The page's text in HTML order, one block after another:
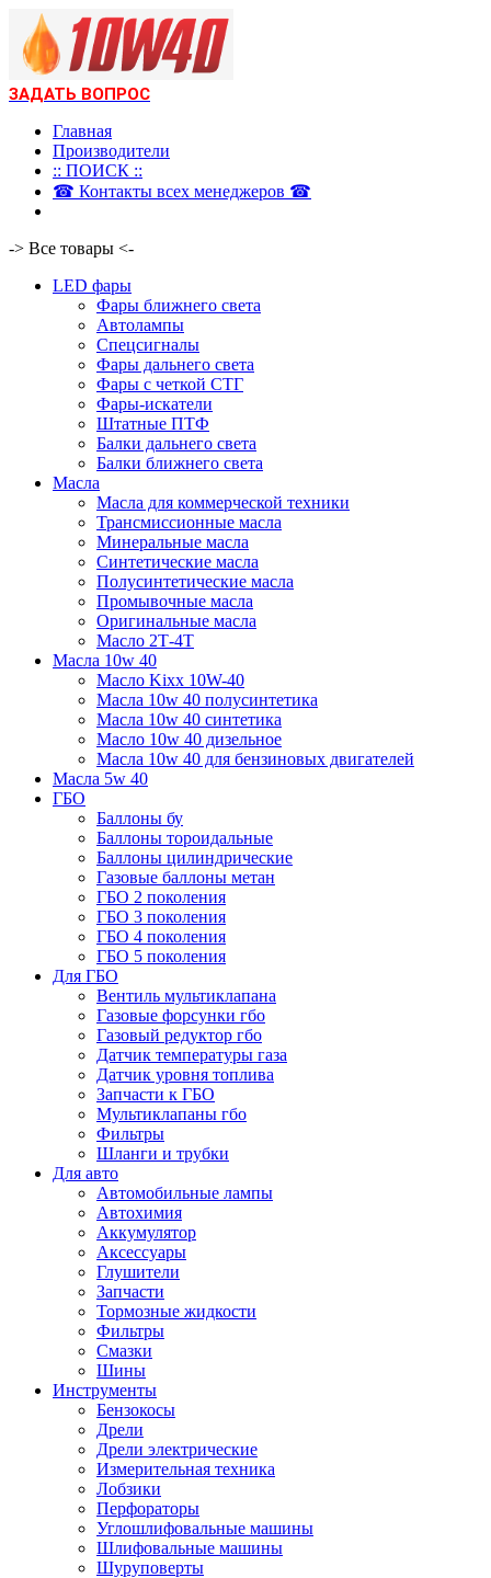
ЗАДАТЬ ВОПРОС
Главная
Производители
:: ПОИСК ::
☎ Контакты всех менеджеров ☎
-> Все товары <-
LED фары
Фары ближнего света
Автолампы
Спецсигналы
Фары дальнего света
Фары с четкой СТГ
Фары-искатели
Штатные ПТФ
Балки дальнего света
Балки ближнего света
Масла
Масла для коммерческой техники
Трансмиссионные масла
Минеральные масла
Синтетические масла
Полусинтетические масла
Промывочные масла
Оригинальные масла
Масло 2Т-4Т
Масла 10w 40
Mасло Kixx 10W-40
Масла 10w 40 полусинтетика
Масла 10w 40 синтетика
Масло 10w 40 дизельное
Масла 10w 40 для бензиновых двигателей
Масла 5w 40
ГБО
Баллоны бу
Баллоны тороидальные
Баллоны цилиндрические
Газовые баллоны метан
ГБО 2 поколения
ГБО 3 поколения
ГБО 4 поколения
ГБО 5 поколения
Для ГБО
Вентиль мультиклапана
Газовые форсунки гбо
Газовый редуктор гбо
Датчик температуры газа
Датчик уровня топлива
Запчасти к ГБО
Мультиклапаны гбо
Фильтры
Шланги и трубки
Для авто
Автомобильные лампы
Автохимия
Аккумулятор
Аксессуары
Глушители
Запчасти
Тормозные жидкости
Фильтры
Смазки
Шины
Инструменты
Бензокосы
Дрели
Дрели электрические
Измерительная техника
Лобзики
Перфораторы
Углошлифовальные машины
Шлифовальные машины
Шуруповерты